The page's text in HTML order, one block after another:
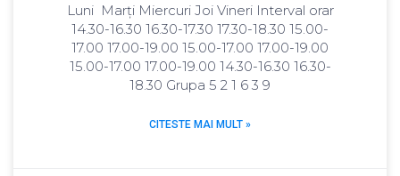
Luni Marți Miercuri Joi Vineri Interval orar
14.30-16.30 16.30-17.30 17.30-18.30 15.00-
17.00 17.00-19.00 15.00-17.00 17.00-19.00
15.00-17.00 17.00-19.00 14.30-16.30 16.30-
18.30 Grupa 5 2 1 6 3 9
CITESTE MAI MULT »